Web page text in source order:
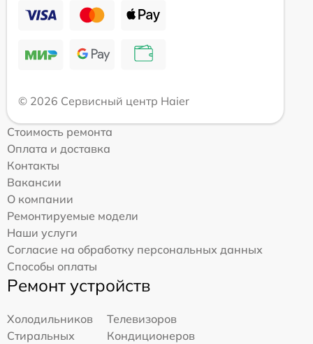
© 2026 Сервисный центр Haier
Стоимость ремонта
Оплата и доставка
Контакты
Вакансии
О компании
Ремонтируемые модели
Наши услуги
Согласие на обработку персональных данных
Способы оплаты
Ремонт устройств
Холодильников
Телевизоров
Стиральных
Кондиционеров